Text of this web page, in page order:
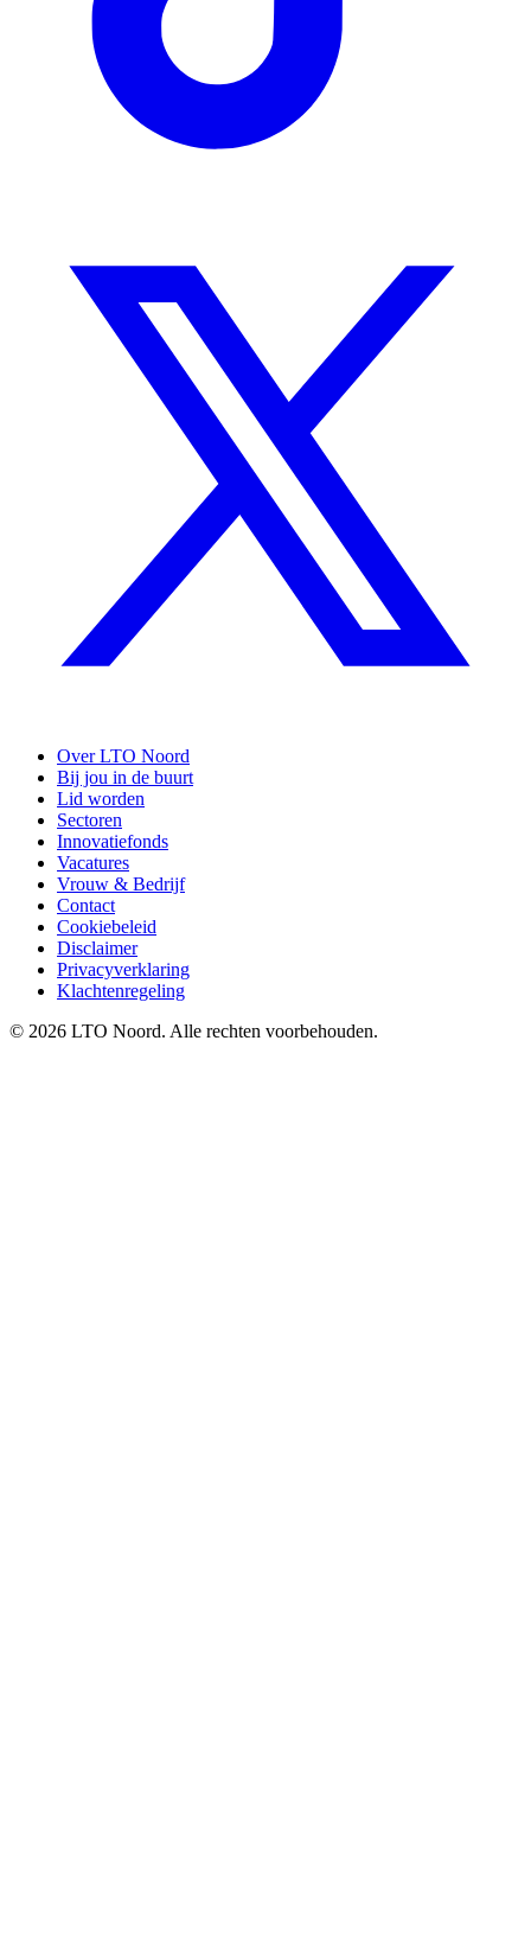
Over LTO Noord
Bij jou in de buurt
Lid worden
Sectoren
Innovatiefonds
Vacatures
Vrouw & Bedrijf
Contact
Cookiebeleid
Disclaimer
Privacyverklaring
Klachtenregeling
© 2026 LTO Noord. Alle rechten voorbehouden.